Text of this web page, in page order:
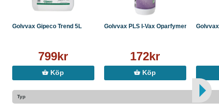
Golvvax Gipeco Trend 5L
799kr
Köp
Golvvax PLS I-Vax Oparfymer...
172kr
Köp
Typ